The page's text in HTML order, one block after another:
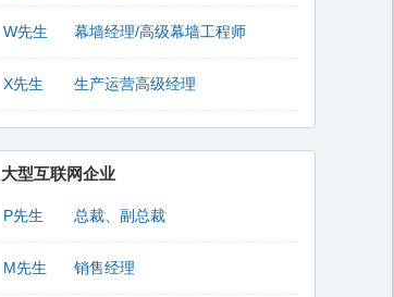
W先生 幕墙经理/高级幕墙工程师
X先生 生产运营高级经理
大型互联网企业
P先生 总裁、副总裁
M先生 销售经理